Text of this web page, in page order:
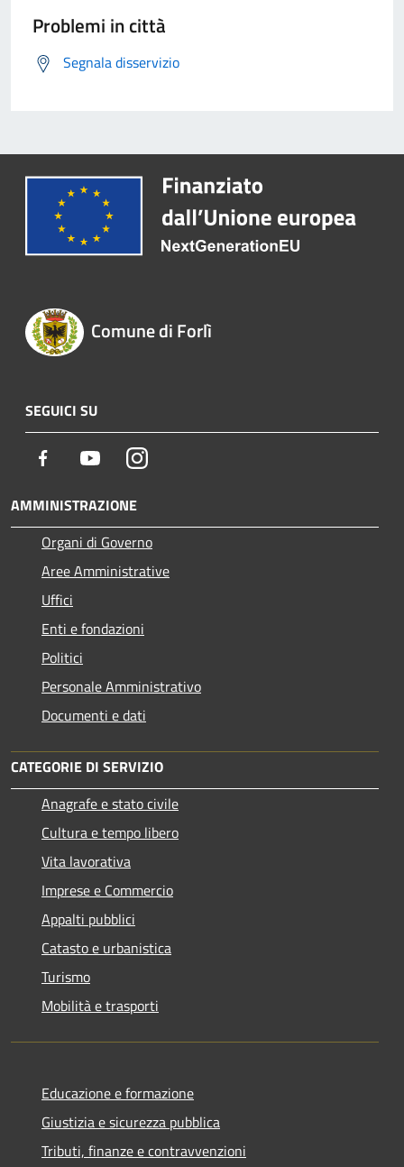
Problemi in città
Segnala disservizio
Comune di Forlì
SEGUICI SU
Facebook YoutubeInstagram
AMMINISTRAZIONE
Organi di Governo
Aree Amministrative
Uffici
Enti e fondazioni
Politici
Personale Amministrativo
Documenti e dati
CATEGORIE DI SERVIZIO
Anagrafe e stato civile
Cultura e tempo libero
Vita lavorativa
Imprese e Commercio
Appalti pubblici
Catasto e urbanistica
Turismo
Mobilità e trasporti
Educazione e formazione
Giustizia e sicurezza pubblica
Tributi, finanze e contravvenzioni